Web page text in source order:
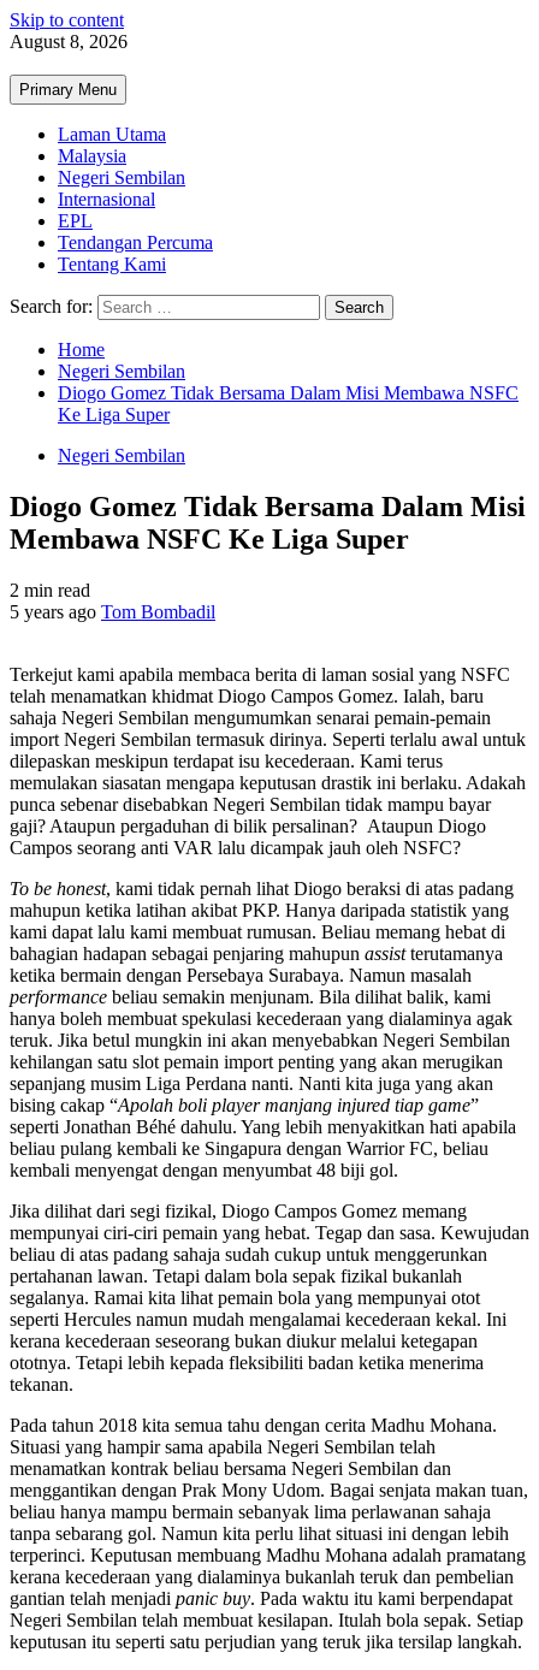
Skip to content
August 8, 2026
Primary Menu
Laman Utama
Malaysia
Negeri Sembilan
Internasional
EPL
Tendangan Percuma
Tentang Kami
Search for:
Home
Negeri Sembilan
Diogo Gomez Tidak Bersama Dalam Misi Membawa NSFC
Ke Liga Super
Negeri Sembilan
Diogo Gomez Tidak Bersama Dalam Misi
Membawa NSFC Ke Liga Super
2 min read
5 years ago Tom Bombadil
Terkejut kami apabila membaca berita di laman sosial yang NSFC
telah menamatkan khidmat Diogo Campos Gomez. Ialah, baru
sahaja Negeri Sembilan mengumumkan senarai pemain-pemain
import Negeri Sembilan termasuk dirinya. Seperti terlalu awal untuk
dilepaskan meskipun terdapat isu kecederaan. Kami terus
memulakan siasatan mengapa keputusan drastik ini berlaku. Adakah
punca sebenar disebabkan Negeri Sembilan tidak mampu bayar
gaji? Ataupun pergaduhan di bilik persalinan? Ataupun Diogo
Campos seorang anti VAR lalu dicampak jauh oleh NSFC?
To be honest, kami tidak pernah lihat Diogo beraksi di atas padang
mahupun ketika latihan akibat PKP. Hanya daripada statistik yang
kami dapat lalu kami membuat rumusan. Beliau memang hebat di
bahagian hadapan sebagai penjaring mahupun assistterutamanya
ketika bermain dengan Persebaya Surabaya. Namun masalah
performance beliau semakin menjunam. Bila dilihat balik, kami
hanya boleh membuat spekulasi kecederaan yang dialaminya agak
teruk. Jika betul mungkin ini akan menyebabkan Negeri Sembilan
kehilangan satu slot pemain import penting yang akan merugikan
sepanjang musim Liga Perdana nanti. Nanti kita juga yang akan
bising cakap “Apolah boli player manjang injured tiap game”
seperti Jonathan Béhé dahulu. Yang lebih menyakitkan hati apabila
beliau pulang kembali ke Singapura dengan Warrior FC, beliau
kembali menyengat dengan menyumbat 48 biji gol.
Jika dilihat dari segi fizikal, Diogo Campos Gomez memang
mempunyai ciri-ciri pemain yang hebat. Tegap dan sasa. Kewujudan
beliau di atas padang sahaja sudah cukup untuk menggerunkan
pertahanan lawan. Tetapi dalam bola sepak fizikal bukanlah
segalanya. Ramai kita lihat pemain bola yang mempunyai otot
seperti Hercules namun mudah mengalamai kecederaan kekal. Ini
kerana kecederaan seseorang bukan diukur melalui ketegapan
ototnya. Tetapi lebih kepada fleksibiliti badan ketika menerima
tekanan.
Pada tahun 2018 kita semua tahu dengan cerita Madhu Mohana.
Situasi yang hampir sama apabila Negeri Sembilan telah
menamatkan kontrak beliau bersama Negeri Sembilan dan
menggantikan dengan Prak Mony Udom. Bagai senjata makan tuan,
beliau hanya mampu bermain sebanyak lima perlawanan sahaja
tanpa sebarang gol. Namun kita perlu lihat situasi ini dengan lebih
terperinci. Keputusan membuang Madhu Mohana adalah pramatang
kerana kecederaan yang dialaminya bukanlah teruk dan pembelian
gantian telah menjadi panic buy. Pada waktu itu kami berpendapat
Negeri Sembilan telah membuat kesilapan. Itulah bola sepak. Setiap
keputusan itu seperti satu perjudian yang teruk jika tersilap langkah.